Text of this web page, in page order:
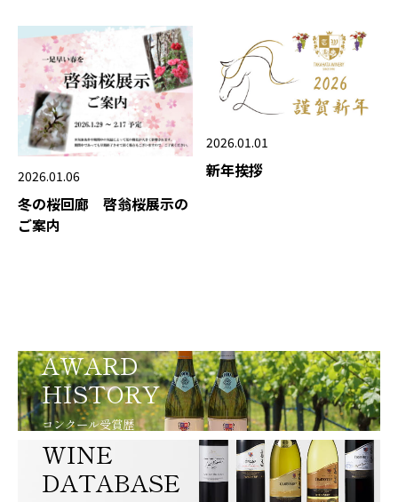
2026.01.06
冬の桜回廊 啓翁桜展示の
ご案内
2026.01.01
新年挨拶
AWARD
HISTORY
コンクール受賞歴
WINE
DATABASE